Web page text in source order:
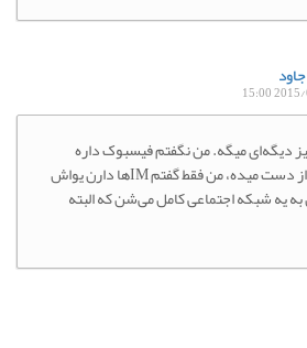
2015/
دیگه‌ای میگه. من نگفتم فیسبوک داره
کاربراش رو از دست میده، من فقط گفتم IMها دارن یواش
یه شبکه اجتماعی کامل می‌شن که البته